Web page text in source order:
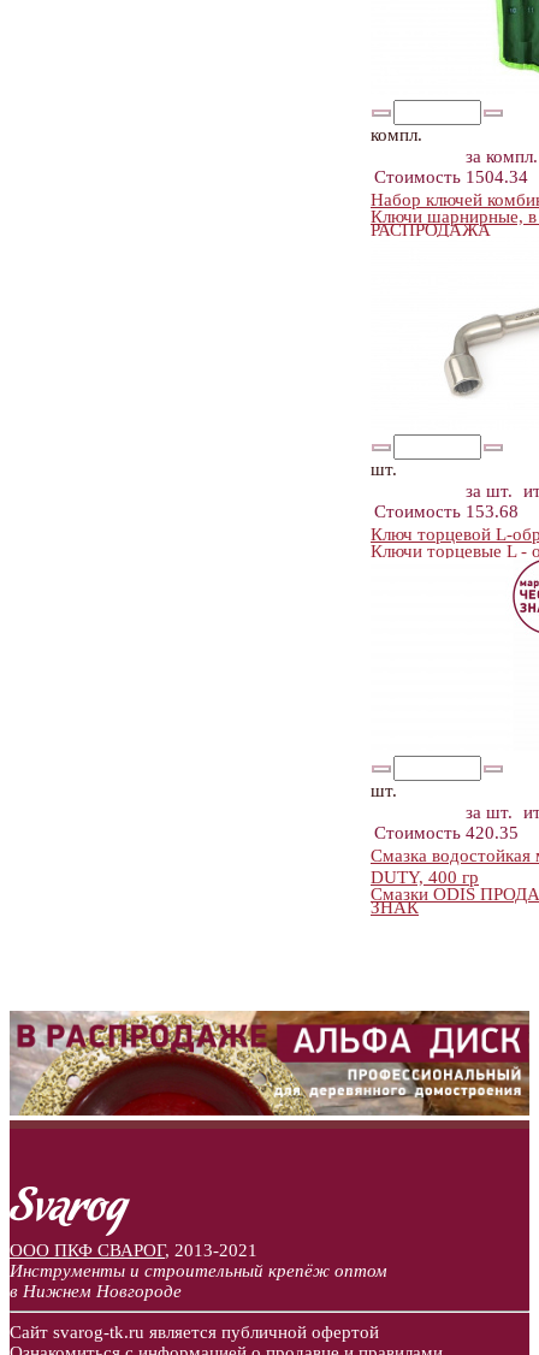
компл.
за компл.
Стоимость 1504.34
Набор ключей
Ключи шарнирные, в
РАСПРОДАЖА
шт.
за шт.
Стоимость 153.68
Ключ торцевой L-
Ключи торцевые L
шт.
за шт.
Стоимость 420.35
Смазка
DUTY, 400 гр
Смазки ODIS
ЗНАК
ООО ПКФ СВАРОГ, 2013-2021
Инструменты и строительный крепёж оптом
в Нижнем Новгороде
Сайт svarog-tk.ru является публичной офертой